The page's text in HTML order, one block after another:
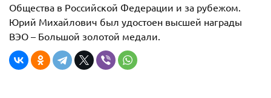
Общества в Российской Федерации и за рубежом.
Юрий Михайлович был удостоен высшей награды
ВЭО – Большой золотой медали.